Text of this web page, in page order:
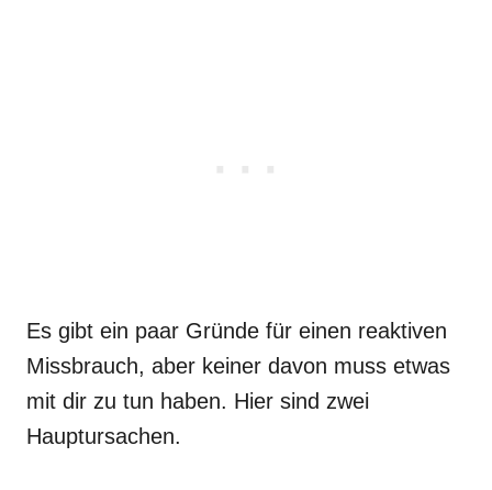
Es gibt ein paar Gründe für einen reaktiven
Missbrauch, aber keiner davon muss etwas
mit dir zu tun haben. Hier sind zwei
Hauptursachen.